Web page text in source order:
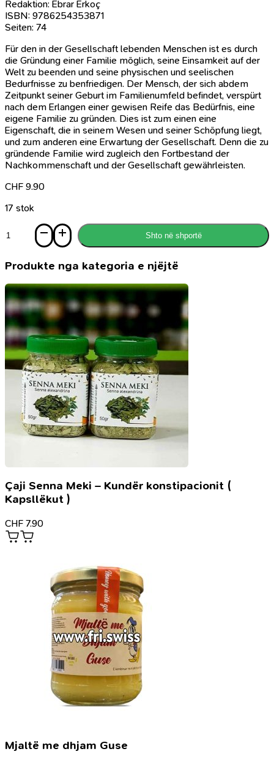
Redaktion: Ebrar Erkoç
ISBN: 9786254353871
Seiten: 74
Für den in der Gesellschaft lebenden Menschen ist es durch
die Gründung einer Familie möglich, seine Einsamkeit auf der
Welt zu beenden und seine physischen und seelischen
Bedurfnisse zu benfriedigen. Der Mensch, der sich abdem
Zeitpunkt seiner Geburt im Familienumfeld befindet, verspürt
nach dem Erlangen einer gewisen Reife das Bedürfnis, eine
eigene Familie zu gründen. Dies ist zum einen eine
Eigenschaft, die in seinem Wesen und seiner Schöpfung liegt,
und zum anderen eine Erwartung der Gesellschaft. Denn die zu
gründende Familie wird zugleich den Fortbestand der
Nachkommenschaft und der Gesellschaft gewährleisten.
CHF 9.90
17 stok
Die
im
Shto në shportë
Produkte nga kategoria e njëjtë
Çaji Senna Meki – Kundër konstipacionit (
Kapsllëkut )
CHF 7.90
Mjaltë me dhjam Guse